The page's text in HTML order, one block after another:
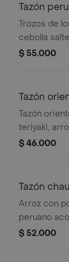
Tazón
Trozos de
cebolla
soya.
$ 55.000
Tazón
Tazón
teriyaki,
vegetales al
$ 46.000
Tazón
Arroz con
peruano
de yuca.
$ 52.000